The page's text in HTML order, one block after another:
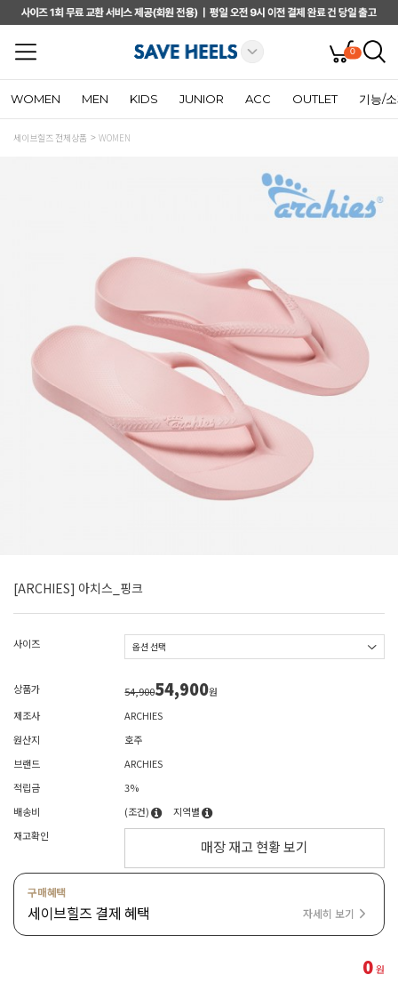
0
WOMEN MEN KIDS JUNIOR ACC OUTLET 기능/
세이브힐즈 전체상품 WOMEN
[ARCHIES] 아치스_핑크
사이즈
상품가 54,90054,900원
제조사
ARCHIES
원산지
호주
브랜드
ARCHIES
적립금
3%
배송비
(조건)
지역별
재고확인
매장 재고 현황 보기
구매혜택
세이브힐즈 결제 혜택 자세히 보기
0원